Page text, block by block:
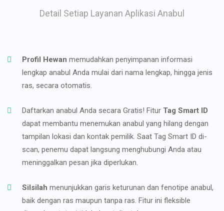
Detail Setiap Layanan Aplikasi Anabul
Profil Hewan memudahkan penyimpanan informasi
lengkap anabul Anda mulai dari nama lengkap, hingga jenis
ras, secara otomatis.
Daftarkan anabul Anda secara Gratis! Fitur Tag Smart ID
dapat membantu menemukan anabul yang hilang dengan
tampilan lokasi dan kontak pemilik. Saat Tag Smart ID di-
scan, penemu dapat langsung menghubungi Anda atau
meninggalkan pesan jika diperlukan.
Silsilah menunjukkan garis keturunan dan fenotipe anabul,
baik dengan ras maupun tanpa ras. Fitur ini fleksible